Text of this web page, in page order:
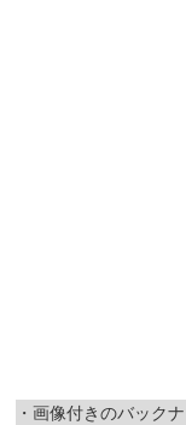
・画像付きのバック